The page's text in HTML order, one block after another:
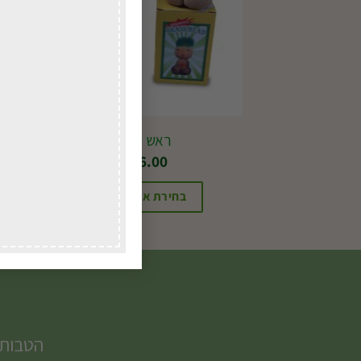
ראש דשא
16.00
בחירת אפשרויות